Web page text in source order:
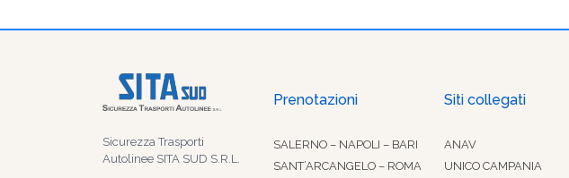
Sicurezza Trasporti
Autolinee SITA SUD S.R.L.
Prenotazioni
SALERNO – NAPOLI – BARI
SANT’ARCANGELO – ROMA
Siti collegati
ANAV
UNICO CAMPANIA